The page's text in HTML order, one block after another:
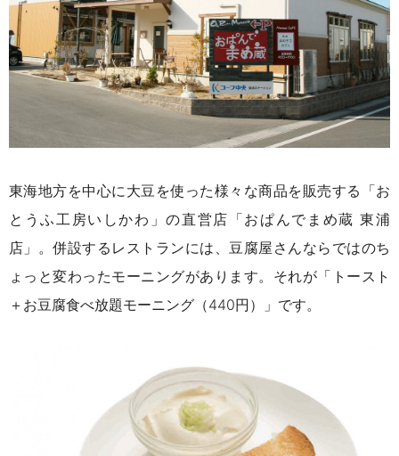
東海地方を中心に大豆を使った様々な商品を販売する「お
とうふ工房いしかわ」の直営店「おぱんでまめ蔵 東浦
店」。併設するレストランには、豆腐屋さんならではのち
ょっと変わったモーニングがあります。それが「トースト
＋お豆腐食べ放題モーニング（440円）」です。